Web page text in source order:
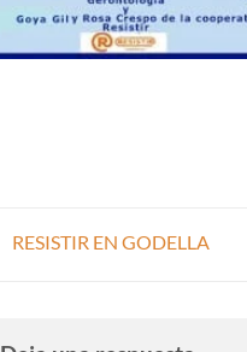
RESISTIR EN GODELLA